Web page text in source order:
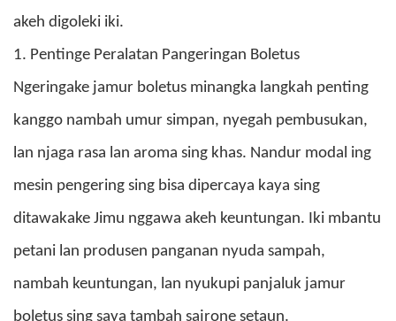
akeh digoleki iki.
1. Pentinge Peralatan Pangeringan Boletus
Ngeringake jamur boletus minangka langkah penting
kanggo nambah umur simpan, nyegah pembusukan,
lan njaga rasa lan aroma sing khas. Nandur modal ing
mesin pengering sing bisa dipercaya kaya sing
ditawakake Jimu nggawa akeh keuntungan. Iki mbantu
petani lan produsen panganan nyuda sampah,
nambah keuntungan, lan nyukupi panjaluk jamur
boletus sing saya tambah sajrone setaun.